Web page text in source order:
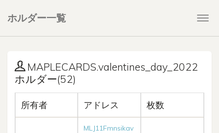
ホルダー一覧
MAPLECARDS.valentines_day_2022
ホルダー(52)
所有者 アドレス 枚数
MLJ11Fmnsikav